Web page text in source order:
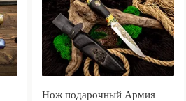
Нож подарочный Армия